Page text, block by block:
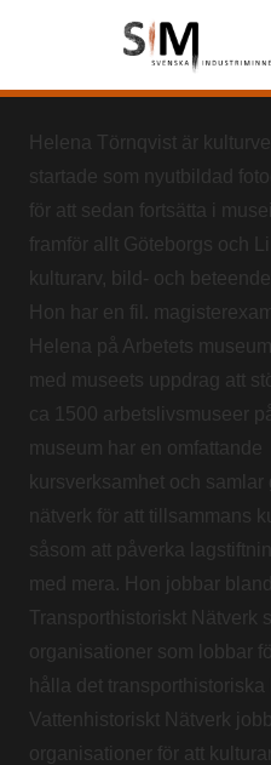
Helena Törnqvist är
startade som nyutbildad
för att sedan fortsätta i
framför allt Göteborgs och
kulturarv, bild- och
Hon har en fil.
Helena på Arbetets
med museets uppdrag att
ca 1500 arbetslivsmuseer
museum har en omfattande
kursverksamhet och samlar
nätverk för att tillsammans
såsom att påverka
med mera. Hon jobbar
Transporthistoriskt Nätverk
organisationer som lobbar
hålla det transporthistoriska
Vattenhistoriskt Nätverk
organisationer för att